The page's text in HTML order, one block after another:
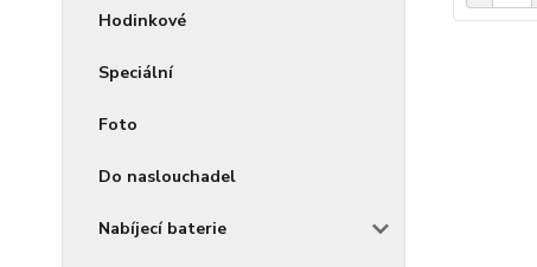
Hodinkové
Speciální
Foto
Do naslouchadel
Nabíjecí baterie